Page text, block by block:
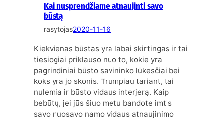
Kai nusprendžiame atnaujinti savo
būstą
rasytojas2020-11-16
Kiekvienas būstas yra labai skirtingas ir tai
tiesiogiai priklauso nuo to, kokie yra
pagrindiniai būsto savininko lūkesčiai bei
koks yra jo skonis. Trumpiau tariant, tai
nulemia ir būsto vidaus interjerą. Kaip
bebūtų, jei jūs šiuo metu bandote imtis
savo nuosavo namo vidaus atnaujinimo